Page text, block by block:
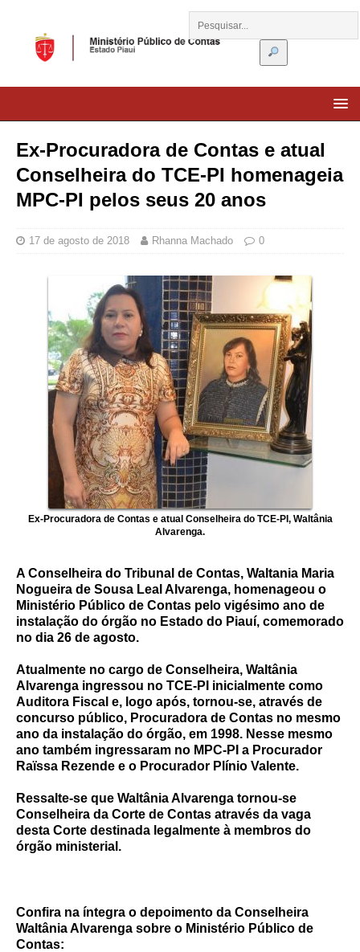
Ex-Procuradora de Contas e atual
Conselheira do TCE-PI homenageia
MPC-PI pelos seus 20 anos
17 de agosto de 2018 Rhanna Machado 0
Ex-Procuradora de Contas e atual Conselheira do TCE-PI, Waltânia
Alvarenga.
A Conselheira do Tribunal de Contas, Waltania Maria
Nogueira de Sousa Leal Alvarenga, homenageou o
Ministério Público de Contas pelo vigésimo ano de
instalação do órgão no Estado do Piauí, comemorado
no dia 26 de agosto.
Atualmente no cargo de Conselheira, Waltânia
Alvarenga ingressou no TCE-PI inicialmente como
Auditora Fiscal e, logo após, tornou-se, através de
concurso público, Procuradora de Contas no mesmo
ano da instalação do órgão, em 1998. Nesse mesmo
ano também ingressaram no MPC-PI a Procurador
Raïssa Rezende e o Procurador Plínio Valente.
Ressalte-se que Waltânia Alvarenga tornou-se
Conselheira da Corte de Contas através da vaga
desta Corte destinada legalmente à membros do
órgão ministerial.
Confira na íntegra o depoimento da Conselheira
Waltânia Alvarenga sobre o Ministério Público de
Contas: